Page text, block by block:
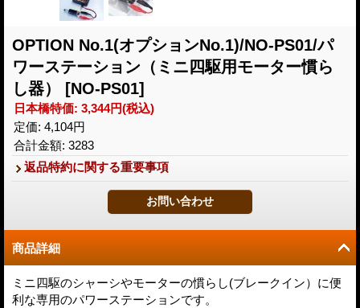
OPTION No.1(オプションNo.1)/NO-PS01/パ
ワーステーション（ミニ四駆用モーター慣ら
し器） [NO-PS01]
日本橋特価: 3,344円(税込)
定価: 4,104円
合計金額: 3283
返品特約に関する重要事項
商品詳細
ミニ四駆のシャーシやモーターの慣らし(ブレークイン）に便
利な専用のパワーステーションです。